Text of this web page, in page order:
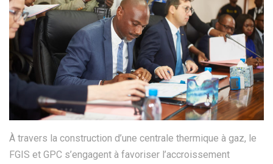
À travers la construction d’une centrale thermique à gaz, le
FGIS et GPC s’engagent à favoriser l’accroissement